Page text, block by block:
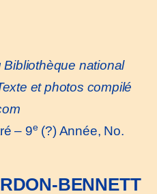
Bibliothèque national
et photos compilé
– 9e(?) Année, No.
BENNETT